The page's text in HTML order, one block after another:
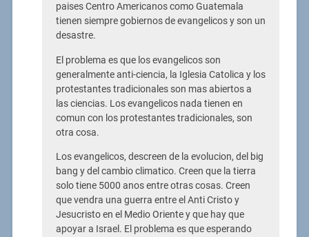
paises Centro Americanos como Guatemala
tienen siempre gobiernos de evangelicos y son un
desastre.
El problema es que los evangelicos son
generalmente anti-ciencia, la Iglesia Catolica y los
protestantes tradicionales son mas abiertos a
las ciencias. Los evangelicos nada tienen en
comun con los protestantes tradicionales, son
otra cosa.
Los evangelicos, descreen de la evolucion, del big
bang y del cambio climatico. Creen que la tierra
solo tiene 5000 anos entre otras cosas. Creen
que vendra una guerra entre el Anti Cristo y
Jesucristo en el Medio Oriente y que hay que
apoyar a Israel. El problema es que esperando